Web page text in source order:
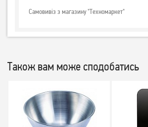
Самовивіз з магазину "Техномаркет"
Також вам може сподобатись